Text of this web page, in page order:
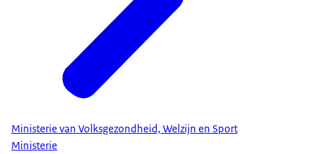
Ministerie van Volksgezondheid, Welzijn en Sport
Ministerie